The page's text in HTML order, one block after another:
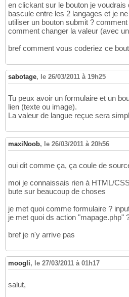
34
35
36
38
40
41
42
44
45
46
48
49
51
53
54
56
57
59
61
62
64
{
?>
<div class="page">
<form method="post"
<input
<h1>Bienvenue à
<h3> Calme,
<a
<h3> Villa
<h3> Exterieur de
<h3> Climatisation
<?php
else
?>
<div class="page">
<form method="post"
<input type="button"
<h1>Welcome in
<h3> Quiet, Sun,
<a
<p><img
en clickant sur le bouton je voudrais
bascule entre les 2 langages et je
utiliser un bouton submit ?
comment changer la valeur (avec
bref comment vous coderiez ce
sabotage, le 26/03/2011 à 19h25
Tu peux avoir un formulaire et un
lien (texte ou image).
La valeur de langue reçue sera
maxiNoob, le 26/03/2011 à 20h56
oui dit comme ça, ça coule de
moi je connaissais rien à HTML/
bute sur beaucoup de choses
je met quoi comme formulaire ?
je met quoi ds action "mapage.php"
bref je n'y arrive pas
moogli, le 27/03/2011 à 01h17
salut,